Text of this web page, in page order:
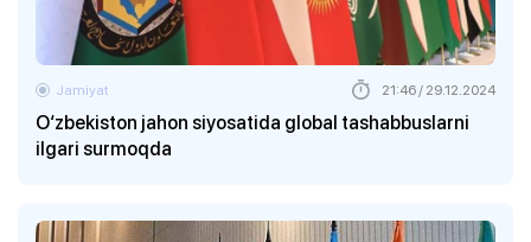
O‘zbekiston jahon siyosatida global tashabbuslarni
ilgari surmoqda
Jamiyat 21:46 / 29.12.2024